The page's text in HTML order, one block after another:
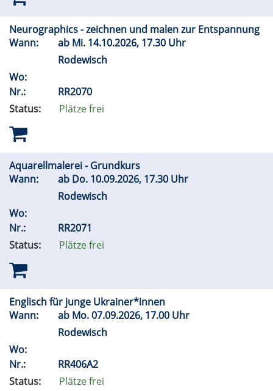
Neurographics - zeichnen und malen zur Entspannung
Wann:
ab Mi. 14.10.2026, 17.30 Uhr
Rodewisch
Wo:
Nr.:
RR2070
Status:
Plätze frei
Aquarellmalerei - Grundkurs
Wann:
ab Do. 10.09.2026, 17.30 Uhr
Rodewisch
Wo:
Nr.:
RR2071
Status:
Plätze frei
Englisch für junge Ukrainer*innen
Wann:
ab Mo.07.09.2026, 17.00 Uhr
Rodewisch
Wo:
Nr.:
RR406A2
Status:
Plätze frei